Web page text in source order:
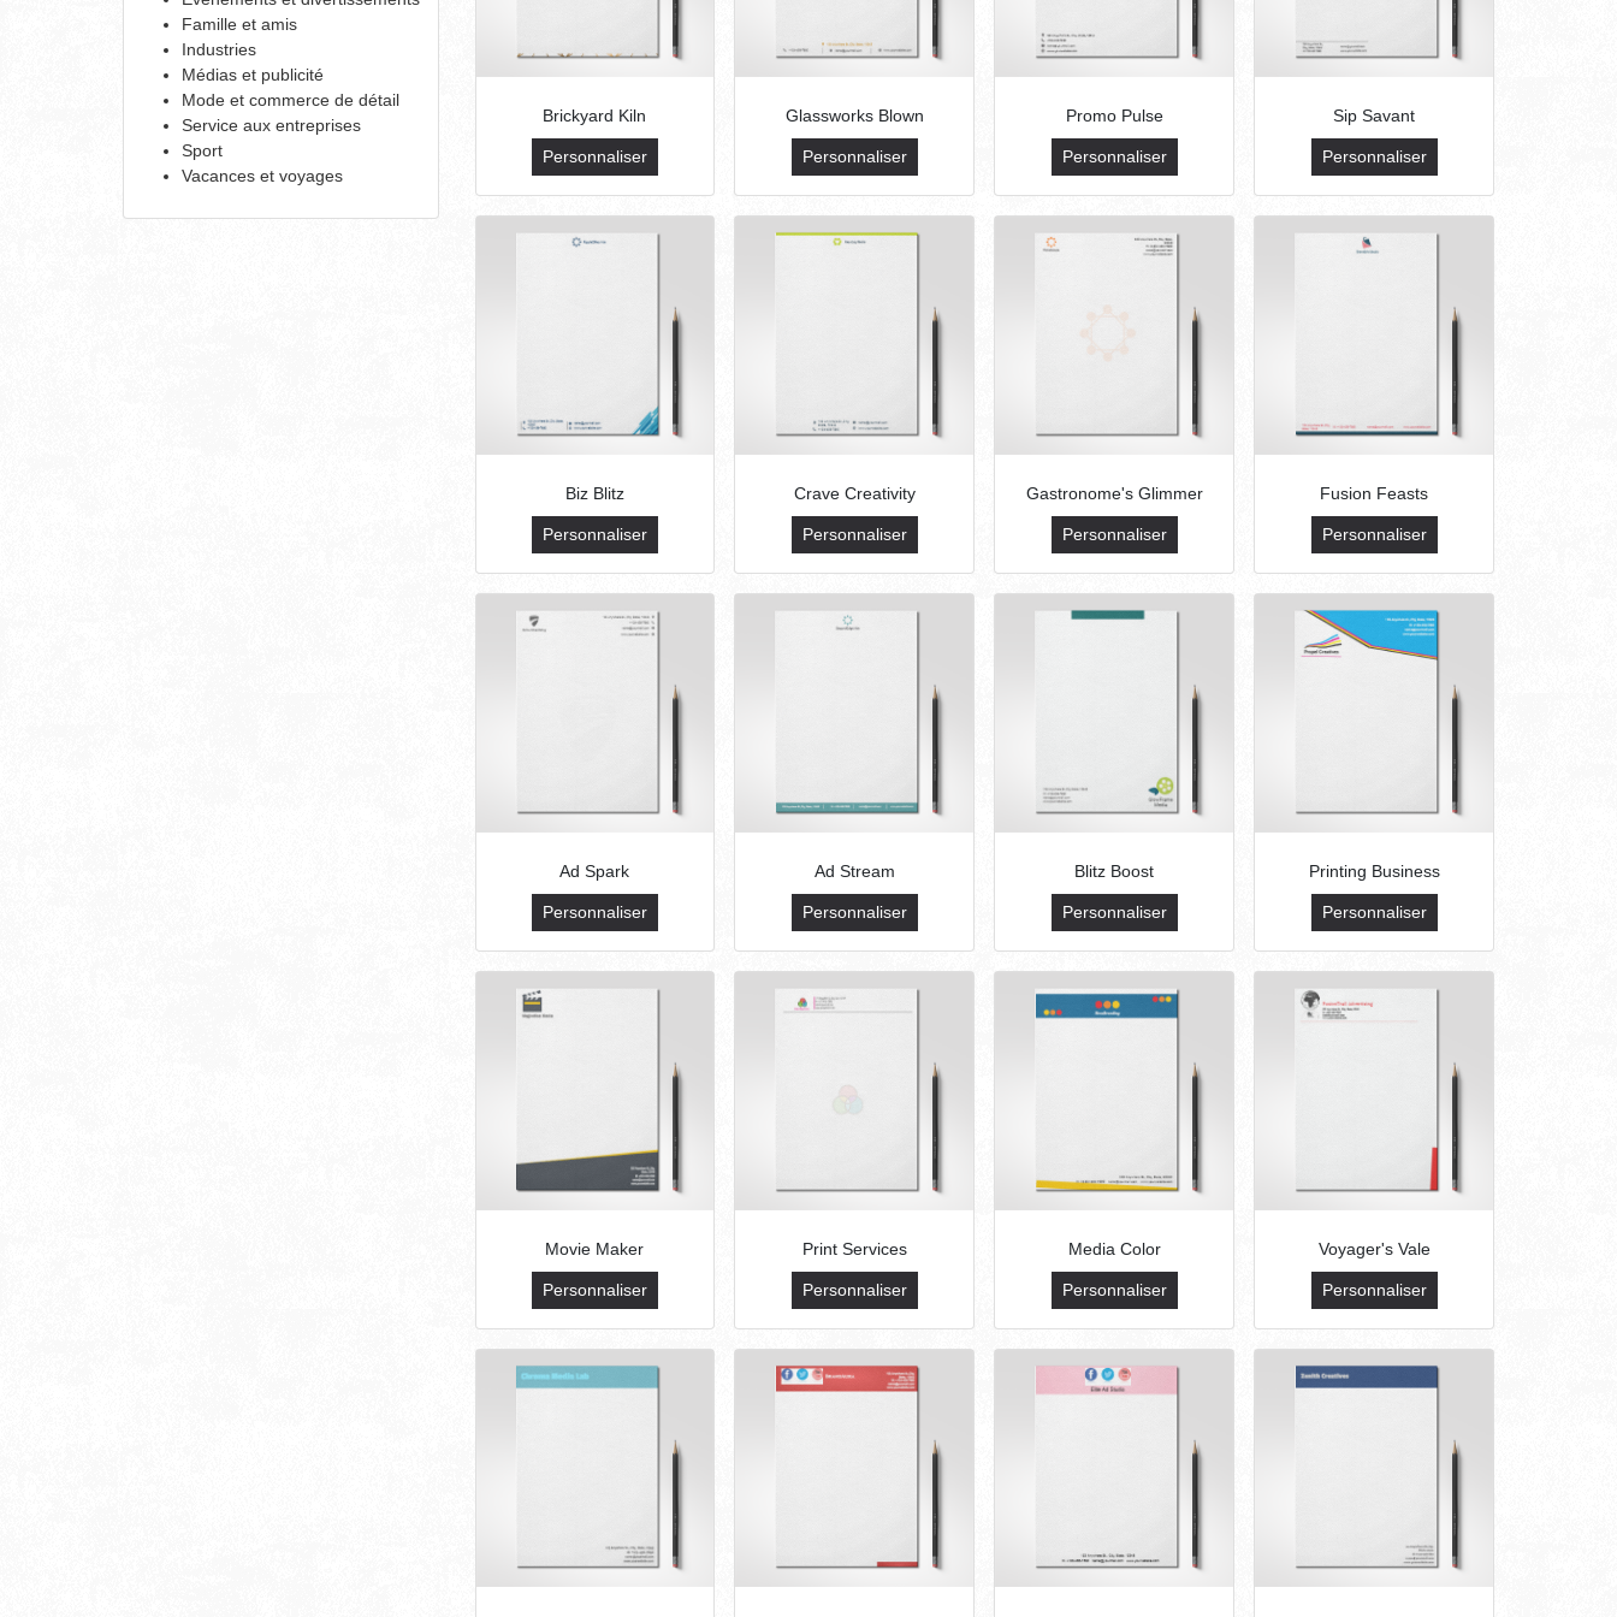
Famille et amis
Industries
Médias et publicité
Mode et commerce de détail
Service aux entreprises
Sport
Vacances et voyages
Brickyard Kiln
Personnaliser
Glassworks Blown
Personnaliser
Promo Pulse
Personnaliser
Sip Savant
Personnaliser
Biz Blitz
Personnaliser
Crave Creativity
Personnaliser
Gastronome's Glimmer
Personnaliser
Fusion Feasts
Personnaliser
Ad Spark
Personnaliser
Ad Stream
Personnaliser
Blitz Boost
Personnaliser
Printing Business
Personnaliser
Movie Maker
Personnaliser
Print Services
Personnaliser
Media Color
Personnaliser
Voyager's Vale
Personnaliser